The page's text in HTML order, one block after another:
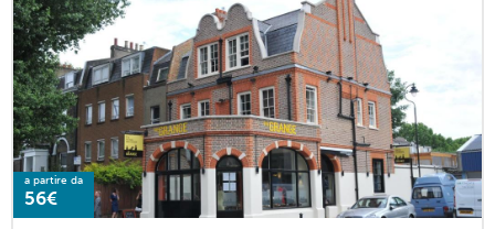
a partire da
56€